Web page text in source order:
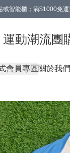
智能櫃；滿$1000免
動潮流團
會員專區關於我們